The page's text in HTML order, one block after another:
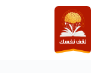
التجاوز
إلى
المحتوى